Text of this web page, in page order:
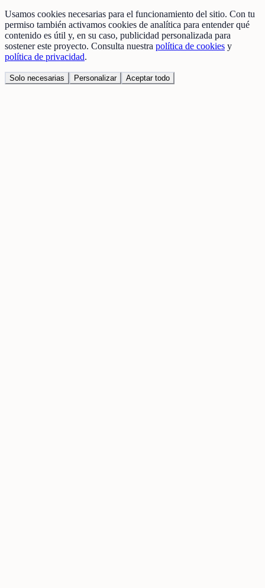
Usamos cookies necesarias para el funcionamiento del sitio. Con tu
permiso también activamos cookies de analítica para entender qué
contenido es útil y, en su caso, publicidad personalizada para
sostener este proyecto. Consulta nuestra política de cookies y
política de privacidad.
Solo necesarias Personalizar Aceptar todo